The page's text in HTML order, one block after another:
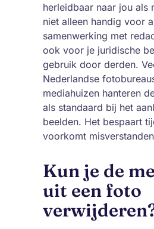
herleidbaar naar jou als
niet alleen handig voor
samenwerking met
ook voor je juridische
gebruik door derden.
Nederlandse
mediahuizen hanteren
als standaard bij het
beelden. Het bespaart
voorkomt
Kun je de
uit een foto